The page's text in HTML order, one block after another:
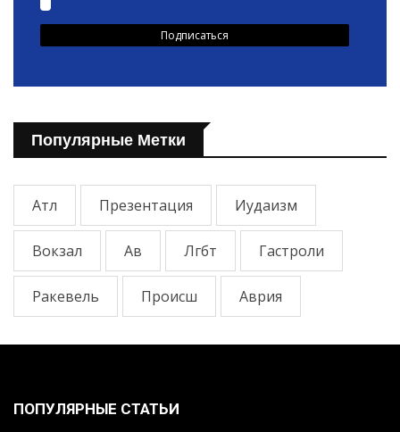
Популярные Метки
Атл Презентация Иудаизм
Вокзал Ав Лгбт Гастроли
Ракевель Происш Аврия
ПОПУЛЯРНЫЕ СТАТЬИ